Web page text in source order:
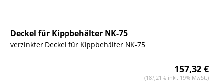
Deckel für Kippbehälter NK-75
verzinkter Deckel für Kippbehälter NK-75
157,32 €
(187,21 € inkl. 19% MwSt.)